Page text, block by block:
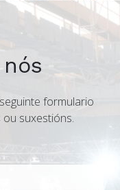
formulario
suxestións.